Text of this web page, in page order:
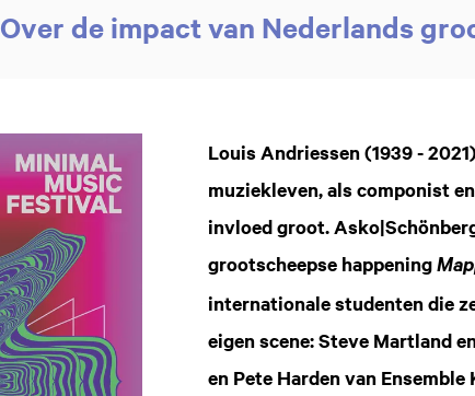
Over de impact van Nederlands
Louis Andriessen (1939 -
muziekleven, als componist
invloed groot.
grootscheepse happening
internationale studenten die
eigen scene: Steve Martland
en Pete Harden van Ensemble